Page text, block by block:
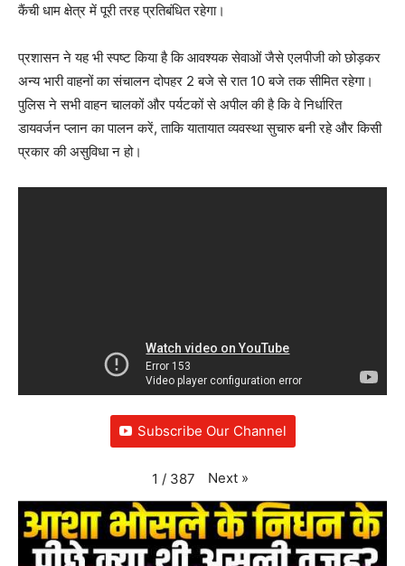
कैंची धाम क्षेत्र में पूरी तरह प्रतिबंधित रहेगा।
प्रशासन ने यह भी स्पष्ट किया है कि आवश्यक सेवाओं जैसे एलपीजी को छोड़कर
अन्य भारी वाहनों का संचालन दोपहर 2 बजे से रात 10 बजे तक सीमित रहेगा।
पुलिस ने सभी वाहन चालकों और पर्यटकों से अपील की है कि वे निर्धारित
डायवर्जन प्लान का पालन करें, ताकि यातायात व्यवस्था सुचारु बनी रहे और किसी
प्रकार की असुविधा न हो।
Subscribe Our Channel
1 / 387 Next »